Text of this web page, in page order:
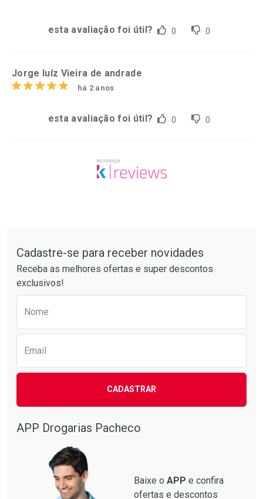
esta avaliação foi útil? 0 0
Jorge luíz Vieira de andrade
há 2 anos
esta avaliação foi útil? 0 0
Cadastre-se para receber novidades
Receba as melhores ofertas e super descontos
exclusivos!
Nome
Email
CADASTRAR
APP Drogarias Pacheco
Baixe o APP e confira
ofertas e descontos